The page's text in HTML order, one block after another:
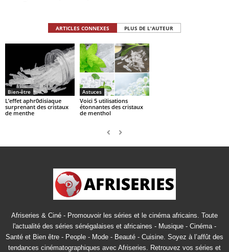
ARTICLES CONNEXES PLUS DE L'AUTEUR
Bien-être
L’effet aphr0disiaque
surprenant des cristaux
de menthe
Astuces
Voici 5 utilisations
étonnantes des cristaux
de menthol
Afriseries & Ciné - Promouvoir les séries et le cinéma africains. Toute
l'actualité des séries sénégalaises et africaines - Musique - Cinéma -
Santé et Bien être - People - Mode - Beauté - Cuisine. Soyez à l’affût des
tendances cinématographiques avec Afriseries. Retrouvez vos séries et